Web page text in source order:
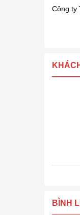
Công ty
BÌNH